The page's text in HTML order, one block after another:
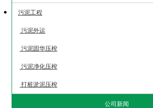
污泥工程
污泥外运
污泥固华压榨
污泥净化压榨
打桩淤泥压榨
公司新闻